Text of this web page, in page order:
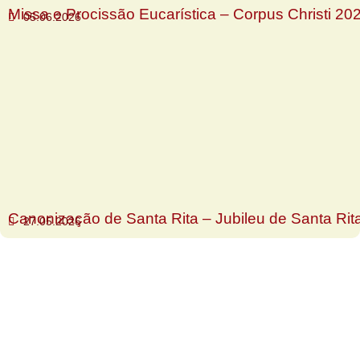
Missa e Procissão Eucarística – Corpus Christi
05.06.2026
Canonização de Santa Rita – Jubileu de Santa
27.05.2026